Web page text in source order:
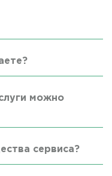
можно
сервиса?